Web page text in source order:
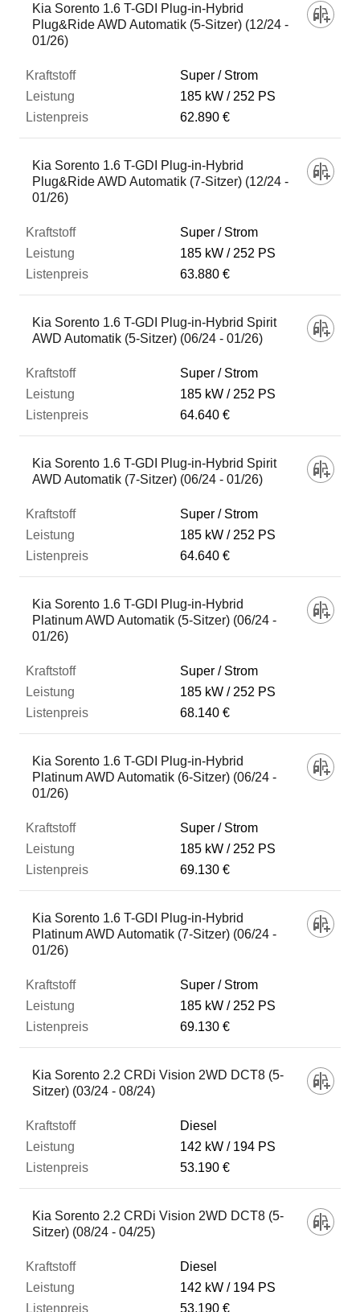
Kia Sorento 1.6 T-GDI Plug-in-Hybrid
Plug&Ride AWD Automatik (5-Sitzer) (12/24 -
01/26)
Super / Strom
185 kW
252 PS
62.890 €
Kia Sorento 1.6 T-GDI Plug-in-Hybrid
Plug&Ride AWD Automatik (7-Sitzer) (12/24 -
01/26)
Super / Strom
185 kW
252 PS
63.880 €
Kia Sorento 1.6 T-GDI Plug-in-Hybrid Spirit
AWD Automatik (5-Sitzer) (06/24 - 01/26)
Super / Strom
185 kW
252 PS
64.640 €
Kia Sorento 1.6 T-GDI Plug-in-Hybrid Spirit
AWD Automatik (7-Sitzer) (06/24 - 01/26)
Super / Strom
185 kW
252 PS
64.640 €
Kia Sorento 1.6 T-GDI Plug-in-Hybrid
Platinum AWD Automatik (5-Sitzer) (06/24 -
01/26)
Super / Strom
185 kW
252 PS
68.140 €
Kia Sorento 1.6 T-GDI Plug-in-Hybrid
Platinum AWD Automatik (6-Sitzer) (06/24 -
01/26)
Super / Strom
185 kW
252 PS
69.130 €
Kia Sorento 1.6 T-GDI Plug-in-Hybrid
Platinum AWD Automatik (7-Sitzer) (06/24 -
01/26)
Super / Strom
185 kW
252 PS
69.130 €
Kia Sorento 2.2 CRDi Vision 2WD DCT8 (5-
Sitzer) (03/24 - 08/24)
Diesel
142 kW
194 PS
53.190 €
Kia Sorento 2.2 CRDi Vision 2WD DCT8 (5-
Sitzer) (08/24 - 04/25)
Diesel
142 kW
194 PS
53.190 €